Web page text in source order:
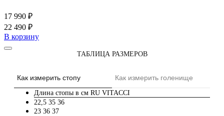
17 990 ₽
22 490 ₽
В корзину
ТАБЛИЦА РАЗМЕРОВ
Как измерить стопу Как измерить голенище
Длина стопы в см RU VITACCI
22,5 35 36
23 36 37